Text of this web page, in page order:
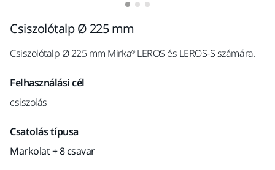
Csiszolótalp Ø 225 mm
Csiszolótalp Ø 225 mm Mirka® LEROS és LEROS-S számára.
Felhasználási cél
csiszolás
Csatolás típusa
Markolat + 8 csavar